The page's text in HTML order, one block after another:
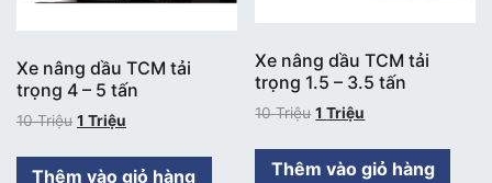
Xe nâng dầu TCM tải
trọng 4 – 5 tấn
10Triệu 1 Triệu
Thêm vào giỏ hàng
Xe nâng dầu TCM tải
trọng 1.5 – 3.5 tấn
10Triệu 1Triệu
Thêm vào giỏ hàng